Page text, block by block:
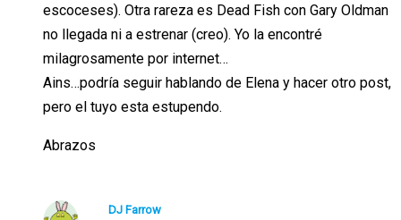
escoceses). Otra rareza es Dead Fish con Gary Oldman
no llegada ni a estrenar (creo). Yo la encontré
milagrosamente por internet…
Ains…podría seguir hablando de Elena y hacer otro post,
pero el tuyo esta estupendo.
Abrazos
DJ Farrow